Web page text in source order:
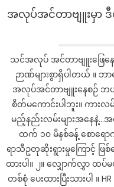
အလုပ်အင်တာဗျူးမှာ ဒီစ
သင်အလုပ် အင်တာဗျူးဖြေ
ဉာဏ်များစွာရှိပါတယ် ။
အလုပ်အင်တာဗျူးနေစဉ် ဘယ်
စိတ်မကောင်းပါဘူး။ ကား
မည့်နည်းလမ်းများအနေနဲ့…
ထက် ၁၀ မိနစ်ခန့် စောရော
ရာသီဥတုဆိုးရွားမှုကြောင့် ဖြ
ထားပါ။ ၂။ လျှောက်လွှာ ထ
တစ်စုံ ပေးထားပြီးသားပါ ။